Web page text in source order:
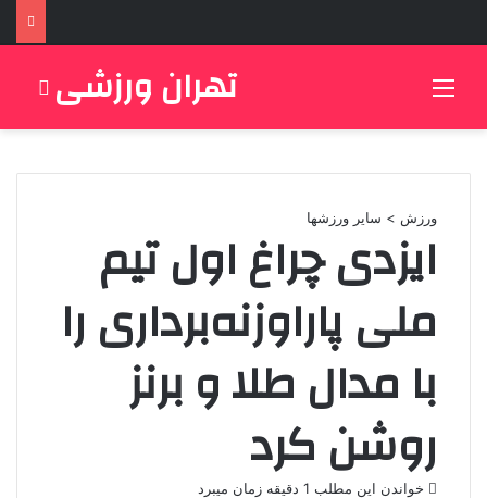
تهران ورزشی
ورزش > سایر ورزشها
ایزدی چراغ اول تیم
ملی پاراوزنه‌برداری را
با مدال طلا و برنز
روشن کرد
خواندن این مطلب 1 دقیقه زمان میبرد